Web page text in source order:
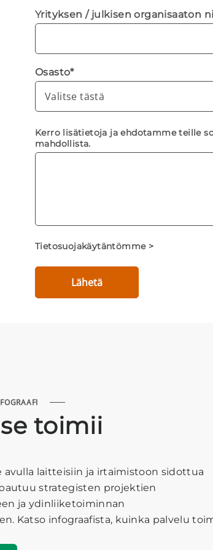
Yrityksen / julkisen organisaaton
Osasto*
Kerro lisätietoja ja ehdotamme teille
mahdollista.
Tietosuojakäytäntömme >
toimii
avulla laitteisiin ja irtaimistoon sidottua
strategisten projektien
ja ydinliiketoiminnan
Katso infograafista, kuinka palvelu